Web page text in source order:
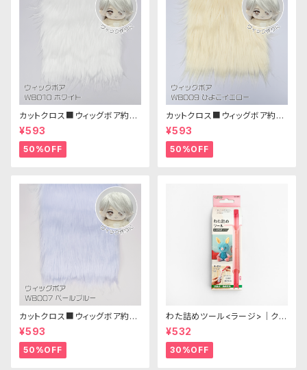
カットクロス■ウィッグボア約8c
m(ホワイト)WB010 ボア生地
25cm × 45cm
¥593
50%OFF
カットクロス■ウィッグボア約8c
m(ひよこイエロー)WB009ボア
生地 25cm × 45cm
¥593
50%OFF
カットクロス■ウィッグボア約8c
m(ペールブルー)WB007ボア
生地 25cm × 45cm
¥593
50%OFF
わた詰めツール<ラージ>｜クロ
バー
¥532
30%OFF